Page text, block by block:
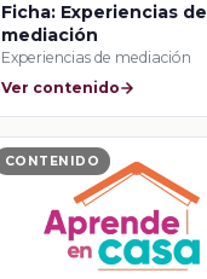
Ficha: Experiencias de
mediación
Experiencias de mediación
Ver contenido
CONTENIDO